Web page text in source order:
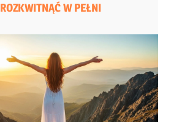
ROZKWITNĄĆ W PEŁNI